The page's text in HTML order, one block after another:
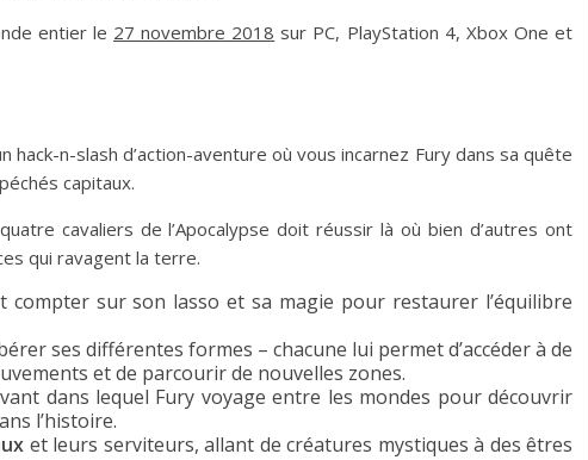
entier le 27 novembre 2018 sur PC, PlayStation 4, Xbox One et
n-slash d’action-aventure où vous incarnez Fury dans sa quête
capitaux.
cavaliers de l’Apocalypse doit réussir là où bien d’autres ont
qui ravagent la terre.
compter sur son lasso et sa magie pour restaurer l’équilibre
ses différentes formes – chacune lui permet d’accéder à de
et de parcourir de nouvelles zones.
dans lequel Fury voyage entre les mondes pour découvrir
l’histoire.
et leurs serviteurs, allant de créatures mystiques à des êtres